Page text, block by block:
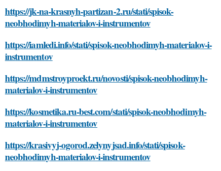
https://jk-na-krasnyh-partizan-2.ru/stati/spisok-
neobhodimyh-materialov-i-instrumentov
https://iamledi.info/stati/spisok-neobhodimyh-materialov-i-
instrumentov
https://mdmstroyproekt.ru/novosti/spisok-neobhodimyh-
materialov-i-instrumentov
https://kosmetika.ru-best.com/stati/spisok-neobhodimyh-
materialov-i-instrumentov
https://krasivyj-ogorod.zelynyjsad.info/stati/spisok-
neobhodimyh-materialov-i-instrumentov